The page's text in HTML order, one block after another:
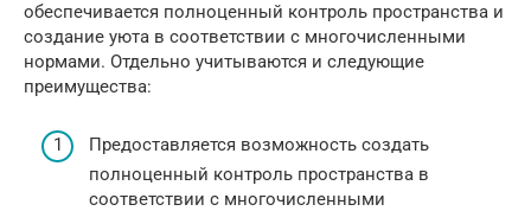
обеспечивается полноценный контроль пространства и
создание уюта в соответствии с многочисленными
нормами. Отдельно учитываются и следующие
преимущества:
Предоставляется возможность создать
полноценный контроль пространства в
соответствии с многочисленными